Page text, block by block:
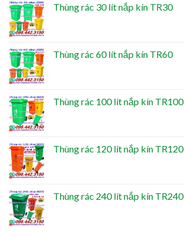
Thùng rác 30 lít nắp kín TR30
Thùng rác 60 lít nắp kín TR60
Thùng rác 100 lít nắp kín TR100
Thùng rác 120 lít nắp kín TR120
Thùng rác 240 lít nắp kín TR240